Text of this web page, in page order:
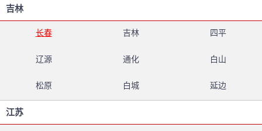
吉林
长春 吉林 四平
辽源 通化 白山
松原 白城 延边
江苏